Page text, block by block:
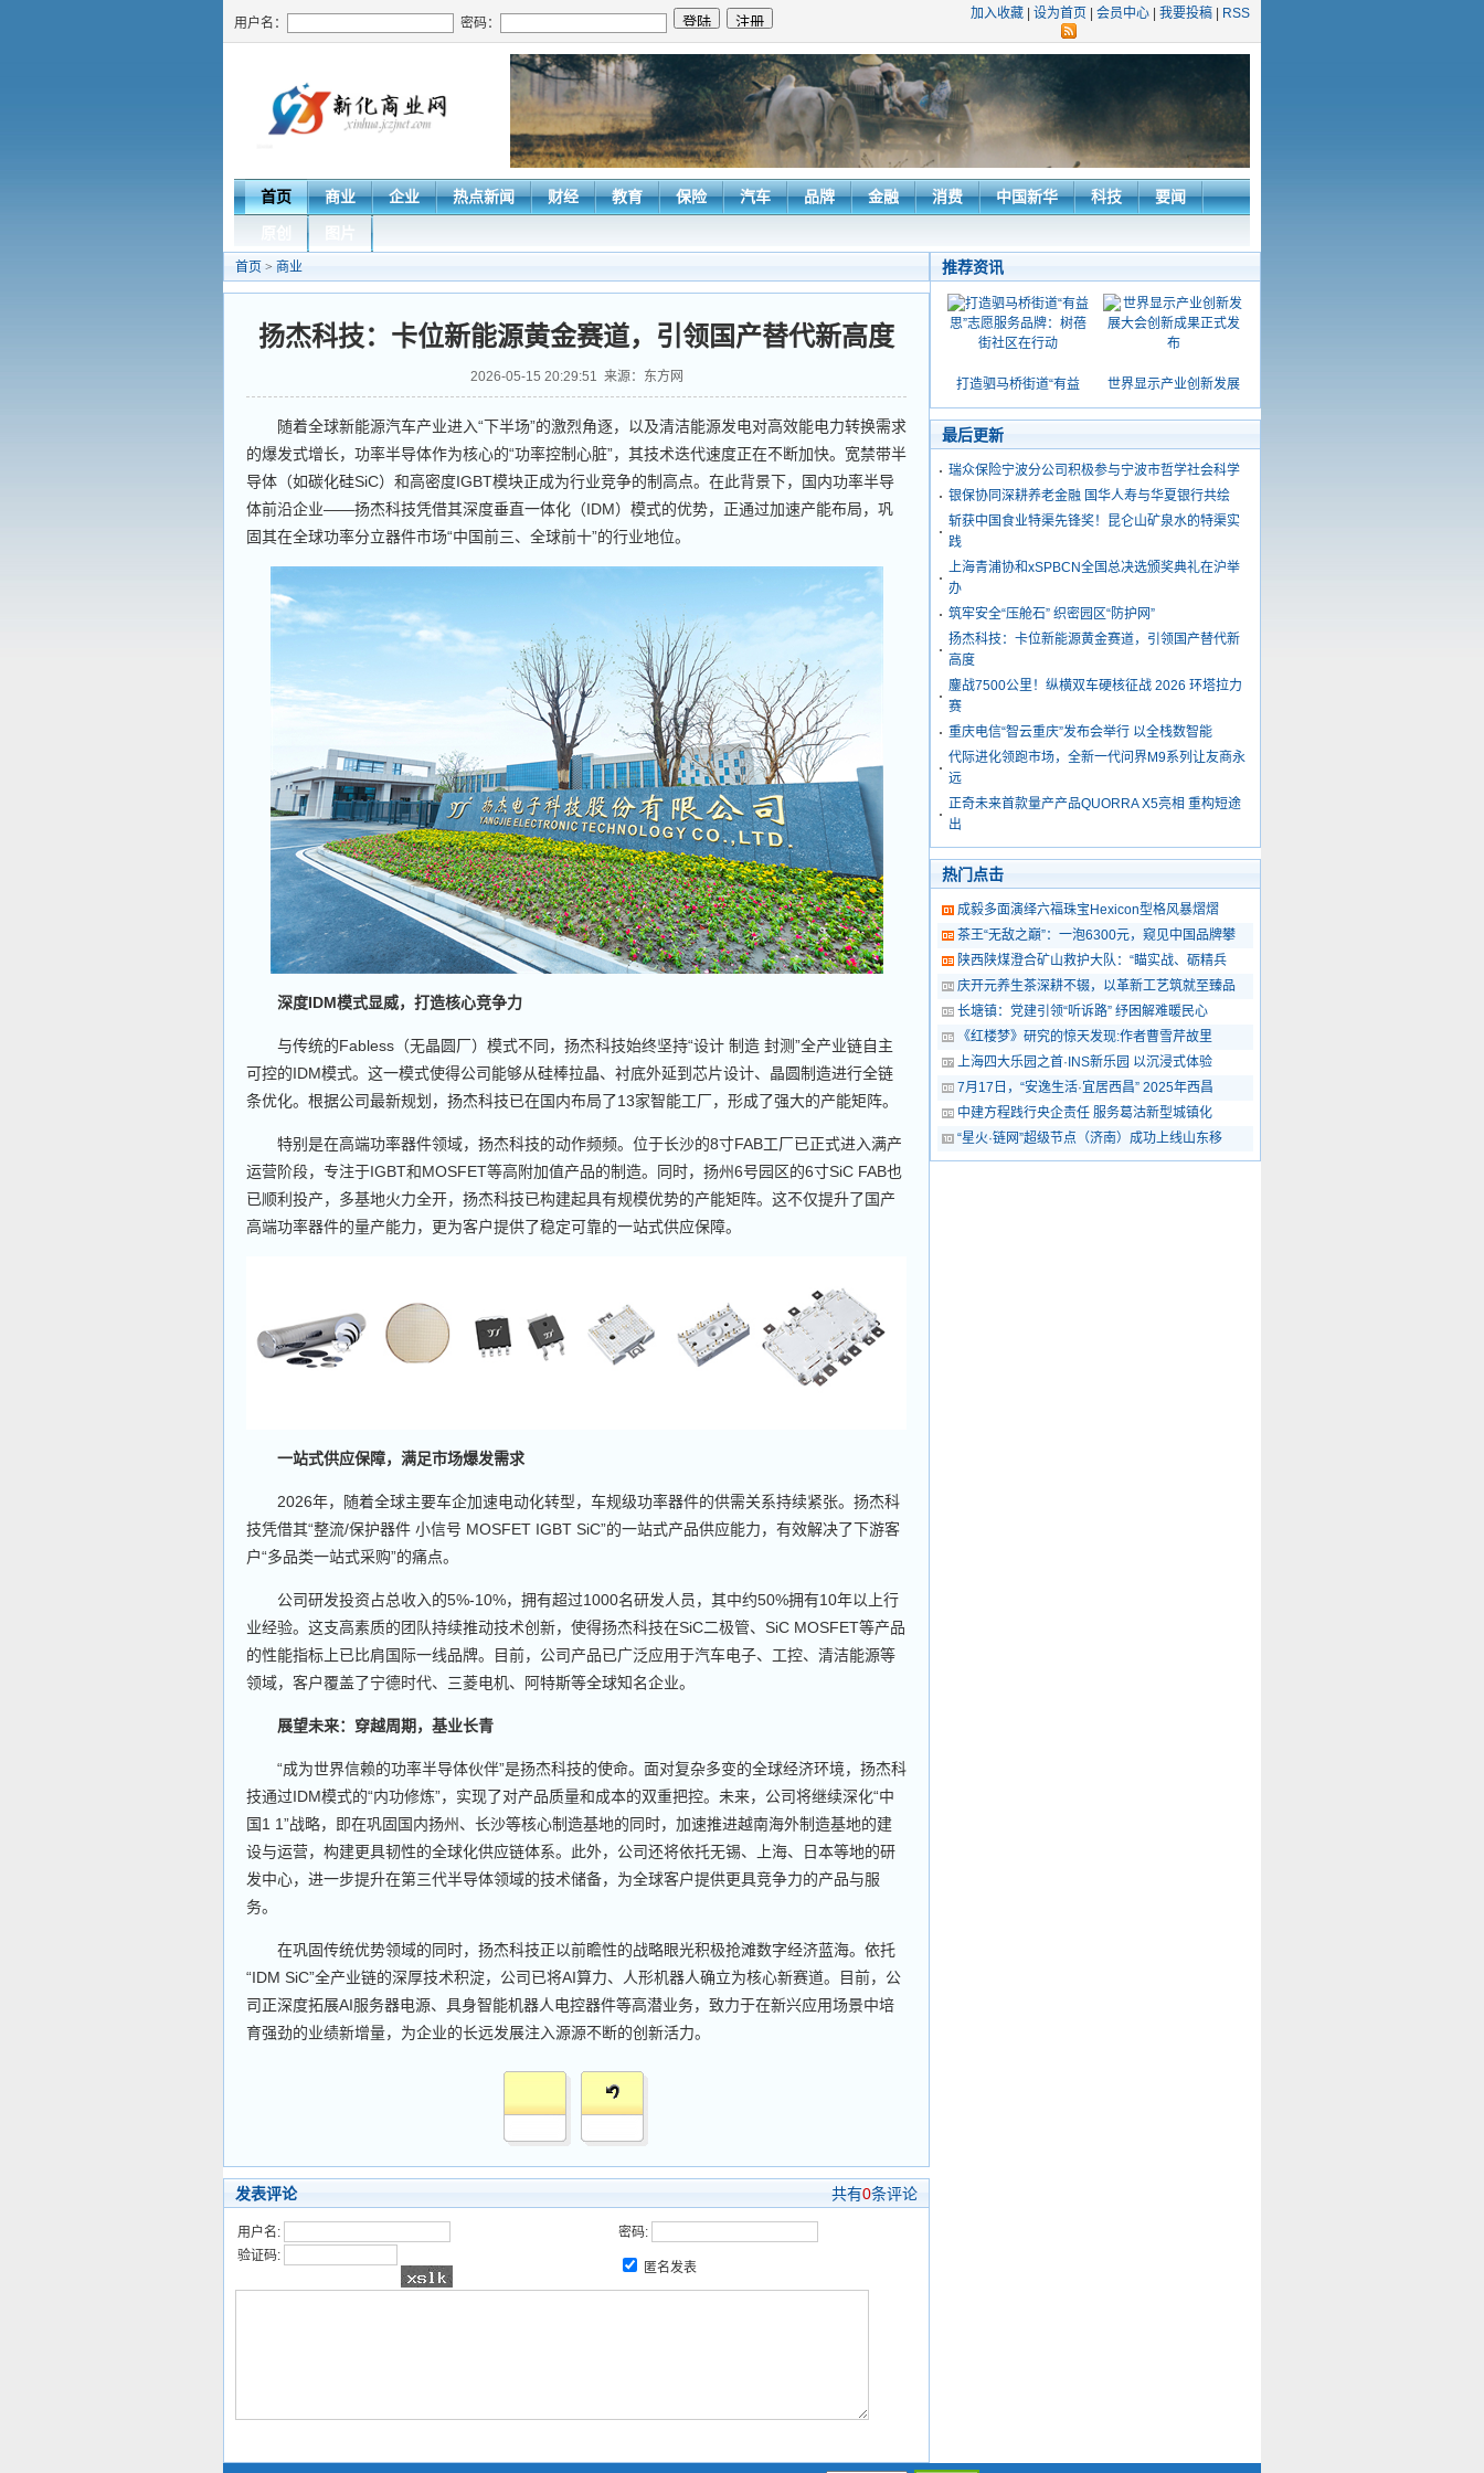
用户名： 密码：
加入收藏 设为首页 会员中心 我要投稿 RSS
首页 商业 企业 热点新闻 财经 教育 保险 汽车 品牌 金融 消费 中国新华 科技 要闻
原创 图片
首页 > 商业
扬杰科技：卡位新能源黄金赛道，引领国产替代新高度
2026-05-15 20:29:51 来源：东方网
随着全球新能源汽车产业进入“下半场”的激烈角逐，以及清洁能源发电对高效能电力转换需求
的爆发式增长，功率半导体作为核心的“功率控制心脏”，其技术迭代速度正在不断加快。宽禁带半
导体（如碳化硅SiC）和高密度IGBT模块正成为行业竞争的制高点。在此背景下，国内功率半导
体前沿企业——扬杰科技凭借其深度垂直一体化（IDM）模式的优势，正通过加速产能布局，巩
固其在全球功率分立器件市场“中国前三、全球前十”的行业地位。
深度IDM模式显威，打造核心竞争力
与传统的Fabless（无晶圆厂）模式不同，扬杰科技始终坚持“设计 制造 封测”全产业链自主
可控的IDM模式。这一模式使得公司能够从硅棒拉晶、衬底外延到芯片设计、晶圆制造进行全链
条优化。根据公司最新规划，扬杰科技已在国内布局了13家智能工厂，形成了强大的产能矩阵。
特别是在高端功率器件领域，扬杰科技的动作频频。位于长沙的8寸FAB工厂已正式进入满产
运营阶段，专注于IGBT和MOSFET等高附加值产品的制造。同时，扬州6号园区的6寸SiC FAB也
已顺利投产，多基地火力全开，扬杰科技已构建起具有规模优势的产能矩阵。这不仅提升了国产
高端功率器件的量产能力，更为客户提供了稳定可靠的一站式供应保障。
一站式供应保障，满足市场爆发需求
2026年，随着全球主要车企加速电动化转型，车规级功率器件的供需关系持续紧张。扬杰科
技凭借其“整流/保护器件 小信号 MOSFET IGBT SiC”的一站式产品供应能力，有效解决了下游客
户“多品类一站式采购”的痛点。
公司研发投资占总收入的5%-10%，拥有超过1000名研发人员，其中约50%拥有10年以上行
业经验。这支高素质的团队持续推动技术创新，使得扬杰科技在SiC二极管、SiC MOSFET等产品
的性能指标上已比肩国际一线品牌。目前，公司产品已广泛应用于汽车电子、工控、清洁能源等
领域，客户覆盖了宁德时代、三菱电机、阿特斯等全球知名企业。
展望未来：穿越周期，基业长青
“成为世界信赖的功率半导体伙伴”是扬杰科技的使命。面对复杂多变的全球经济环境，扬杰科
技通过IDM模式的“内功修炼”，实现了对产品质量和成本的双重把控。未来，公司将继续深化“中
国1 1”战略，即在巩固国内扬州、长沙等核心制造基地的同时，加速推进越南海外制造基地的建
设与运营，构建更具韧性的全球化供应链体系。此外，公司还将依托无锡、上海、日本等地的研
发中心，进一步提升在第三代半导体领域的技术储备，为全球客户提供更具竞争力的产品与服
务。
在巩固传统优势领域的同时，扬杰科技正以前瞻性的战略眼光积极抢滩数字经济蓝海。依托
“IDM SiC”全产业链的深厚技术积淀，公司已将AI算力、人形机器人确立为核心新赛道。目前，公
司正深度拓展AI服务器电源、具身智能机器人电控器件等高潜业务，致力于在新兴应用场景中培
育强劲的业绩新增量，为企业的长远发展注入源源不断的创新活力。
发表评论 共有0条评论
用户名:
密码:
验证码:
匿名发表
推荐资讯
打造驷马桥街道“有益 世界显示产业创新发展
最后更新
瑞众保险宁波分公司积极参与宁波市哲学社会科学
银保协同深耕养老金融 国华人寿与华夏银行共绘
斩获中国食业特渠先锋奖！昆仑山矿泉水的特渠实
践
上海青浦协和xSPBCN全国总决选颁奖典礼在沪举
办
筑牢安全“压舱石” 织密园区“防护网”
扬杰科技：卡位新能源黄金赛道，引领国产替代新
高度
鏖战7500公里！纵横双车硬核征战 2026 环塔拉力
赛
重庆电信“智云重庆”发布会举行 以全栈数智能
代际进化领跑市场，全新一代问界M9系列让友商永
远
正奇未来首款量产产品QUORRA X5亮相 重构短途
出
热门点击
成毅多面演绎六福珠宝Hexicon型格风暴熠熠
茶王“无敌之巔”：一泡6300元，窥见中国品牌攀
陕西陕煤澄合矿山救护大队：“瞄实战、砺精兵
庆开元养生茶深耕不辍，以革新工艺筑就至臻品
长塘镇：党建引领“听诉路” 纾困解难暖民心
《红楼梦》研究的惊天发现:作者曹雪芹故里
上海四大乐园之首·INS新乐园 以沉浸式体验
7月17日，“安逸生活·宜居西昌” 2025年西昌
中建方程践行央企责任 服务葛沽新型城镇化
“星火·链网”超级节点（济南）成功上线山东移